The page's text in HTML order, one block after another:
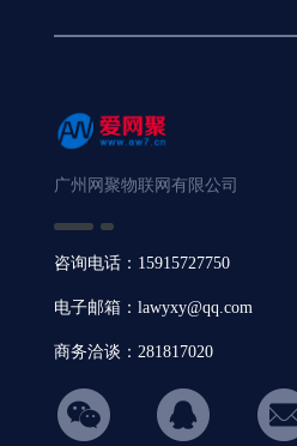
广州网聚物联网有限公司
咨询电话：15915727750
电子邮箱：lawyxy@qq.com
商务洽谈：281817020
hicon34